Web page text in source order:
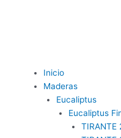
Inicio
Maderas
Eucaliptus
Eucaliptus
TIRANTE